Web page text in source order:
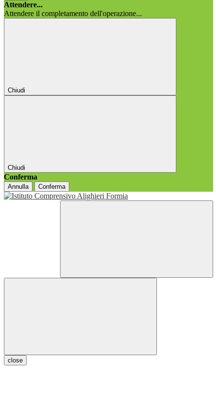
Attendere...
Attendere il completamento dell'operazione...
Chiudi
Chiudi
Conferma
Annulla Conferma
close